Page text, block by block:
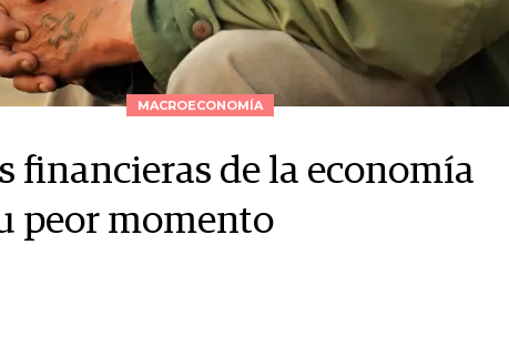
MACROECONOMÍA
financieras de la economía
peor momento